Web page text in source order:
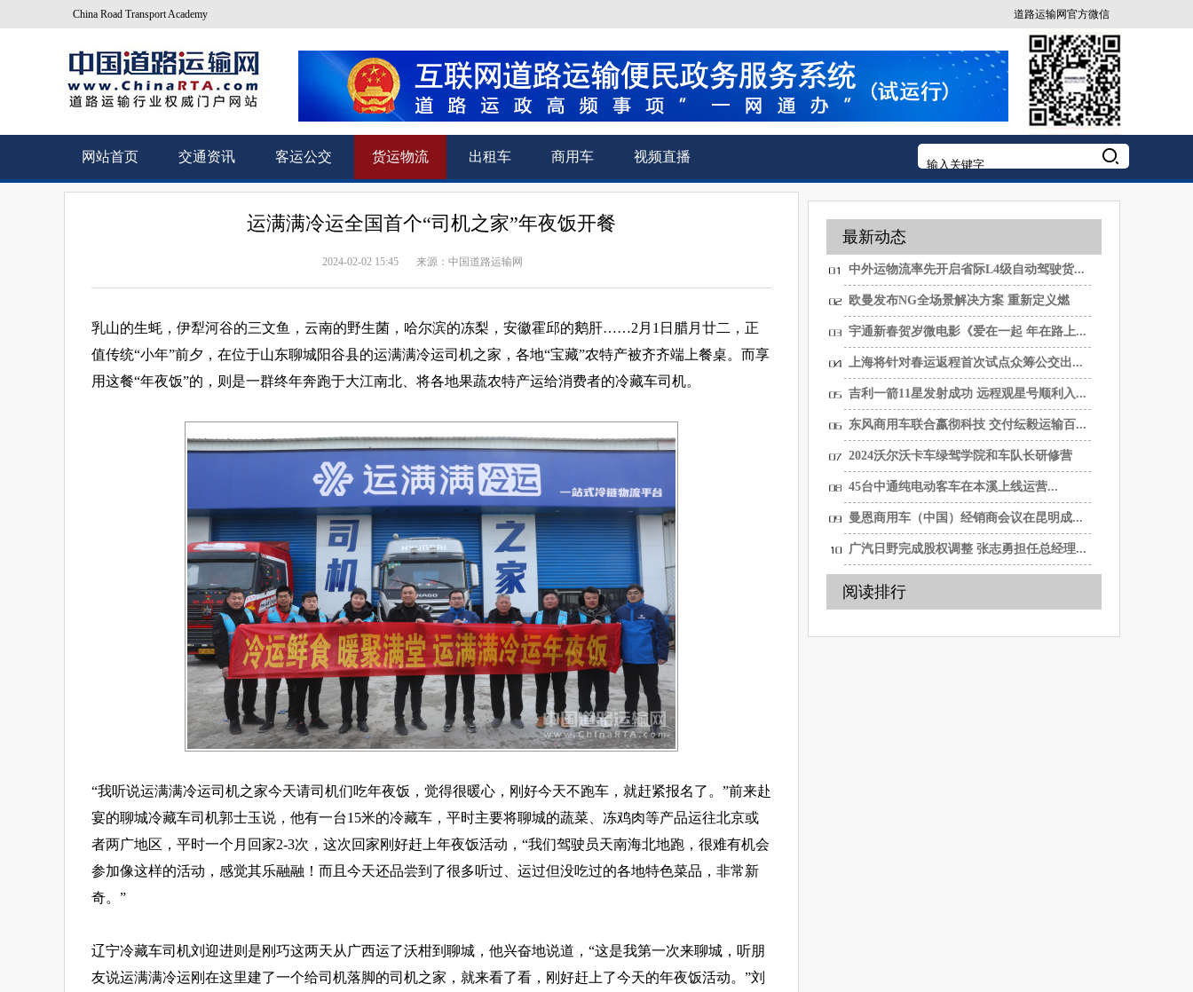
China Road Transport Academy 道路运输网官方微信
网站首页 交通资讯 客运公交 货运物流 出租车 商用车 视频直播
运满满冷运全国首个“司机之家”年夜饭开餐
2024-02-02 15:45 来源：中国道路运输网
乳山的生蚝，伊犁河谷的三文鱼，云南的野生菌，哈尔滨的冻梨，安徽霍邱的鹅肝……2月1日腊月廿二，正
值传统“小年”前夕，在位于山东聊城阳谷县的运满满冷运司机之家，各地“宝藏”农特产被齐齐端上餐桌。而享
用这餐“年夜饭”的，则是一群终年奔跑于大江南北、将各地果蔬农特产运给消费者的冷藏车司机。
“我听说运满满冷运司机之家今天请司机们吃年夜饭，觉得很暖心，刚好今天不跑车，就赶紧报名了。”前来赴
宴的聊城冷藏车司机郭士玉说，他有一台15米的冷藏车，平时主要将聊城的蔬菜、冻鸡肉等产品运往北京或
者两广地区，平时一个月回家2-3次，这次回家刚好赶上年夜饭活动，“我们驾驶员天南海北地跑，很难有机会
参加像这样的活动，感觉其乐融融！而且今天还品尝到了很多听过、运过但没吃过的各地特色菜品，非常新
奇。”
辽宁冷藏车司机刘迎进则是刚巧这两天从广西运了沃柑到聊城，他兴奋地说道，“这是我第一次来聊城，听朋
友说运满满冷运刚在这里建了一个给司机落脚的司机之家，就来看了看，刚好赶上了今天的年夜饭活动。”刘
最新动态
中外运物流率先开启省际L4级自动驾驶货...
欧曼发布NG全场景解决方案 重新定义燃
气...
宇通新春贺岁微电影《爱在一起 年在路上...
上海将针对春运返程首次试点众筹公交出...
吉利一箭11星发射成功 远程观星号顺利入...
东风商用车联合嬴彻科技 交付纭毅运输百...
2024沃尔沃卡车绿驾学院和车队长研修营
活...
45台中通纯电动客车在本溪上线运营...
曼恩商用车（中国）经销商会议在昆明成...
广汽日野完成股权调整 张志勇担任总经理...
阅读排行